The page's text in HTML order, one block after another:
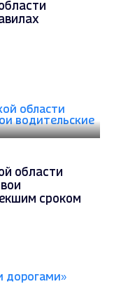
области
сроком